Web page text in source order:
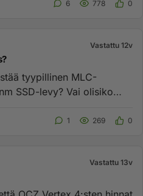
6 778 0
Vastattu 12v
tyypillinen MLC-
SSD-levy? Vai olisiko
1 269 0
Vastattu 13v